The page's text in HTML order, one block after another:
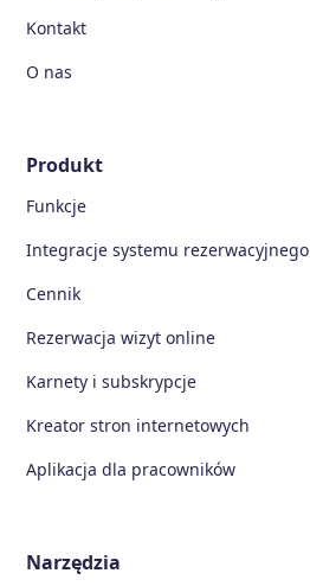
Kontakt
O nas
Produkt
Funkcje
Integracje systemu rezerwacyjnego
Cennik
Rezerwacja wizyt online
Karnety i subskrypcje
Kreator stron internetowych
Aplikacja dla pracowników
Narzędzia